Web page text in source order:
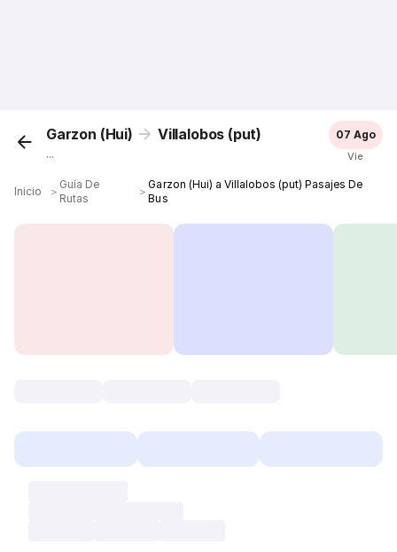
Garzon (Hui) Villalobos (put)
...
07 Ago
Vie
Inicio ＞
Guía De
Rutas
＞
Garzon (Hui) a Villalobos (put) Pasajes De
Bus